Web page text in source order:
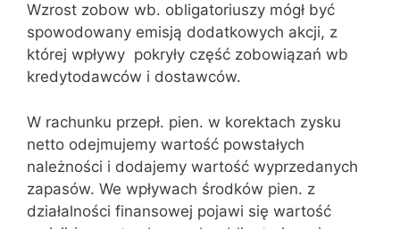
Wzrost zobow wb. obligatoriuszy mógł być
spowodowany emisją dodatkowych akcji, z
której wpływy pokryły część zobowiązań wb
kredytodawców i dostawców.
W rachunku przepł. pien. w korektach zysku
netto odejmujemy wartość powstałych
należności i dodajemy wartość wyprzedanych
zapasów. We wpływach środków pien. z
działalności finansowej pojawi się wartość